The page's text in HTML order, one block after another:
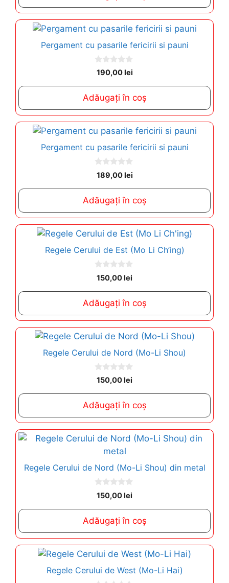
5
Pergament cu pasarile fericirii si pauni
0
o
o
5
190,00 lei
Adăugați în coș
Pergament cu pasarile fericirii si pauni
0
o
o
5
189,00lei
Adăugați în coș
Regele Cerului de Est (Mo Li Ch’ing)
0
o
o
5
150,00lei
Adăugați în coș
Regele Cerului de Nord (Mo-Li Shou)
0
o
o
5
150,00lei
Adăugați în coș
Regele Cerului de Nord (Mo-Li Shou) din metal
0
o
o
5
150,00lei
Adăugați în coș
Regele Cerului de West (Mo-Li Hai)